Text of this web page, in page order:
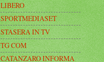
LIBERO
SPORTMEDIASET
STASERA IN TV
TG COM
CATANZARO INFORMA